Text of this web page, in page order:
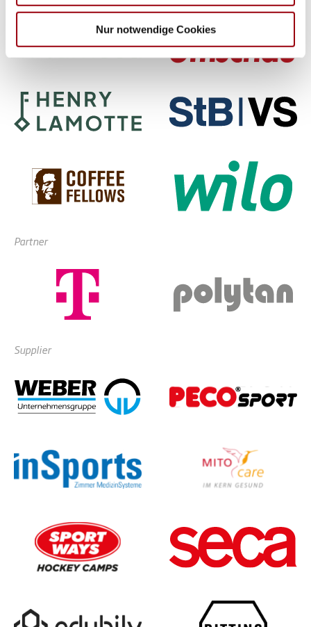
weiteren Daten zusammen, die Sie ihnen bereitgestellt
haben oder die sie im Rahmen Ihrer Nutzung der Dienste
Nur notwendige Cookies
Partner
Supplier